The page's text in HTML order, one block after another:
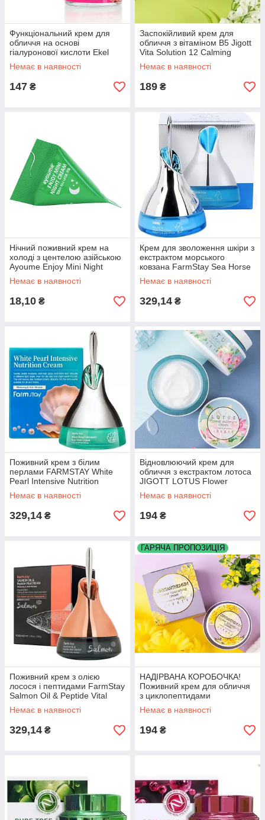
Функціональний крем для
обличчя на основі
гіалуронової кислоти Ekel
Hyaluronic Acid Ampule
Cream, 70 мл
Немає в наявності
147 ₴
Заспокійливий крем для
обличчя з вітаміном В5 Jigott
Vita Solution 12 Calming
Ampoule Cream, 100 мл
Немає в наявності
189 ₴
Нічний поживний крем на
холоді з центелою азійською
Ayoume Enjoy Mini Night
Cream, 3 g
Немає в наявності
18,10 ₴
Крем для зволоження шкіри з
екстрактом морського
ковзана FarmStay Sea Horse
Water Full Cream, 50 мл
Немає в наявності
329,14 ₴
Поживний крем з білим
перлами FARMSTAY White
Pearl Intensive Nutrition
Cream, 50 г
Немає в наявності
329,14 ₴
Відновлюючий крем для
обличчя з екстрактом лотоса
JIGOTT LOTUS Flower
Moisture Cream, 100 мл
Немає в наявності
194 ₴
Поживний крем з олією
лосося і пептидами FarmStay
Salmon Oil & Peptide Vital
Cream, 50 мл
Немає в наявності
329,14 ₴
ГАРЯЧА ПРОПОЗИЦІЯ
НАДІРВАНА КОРОБОЧКА!
Поживний крем для обличчя
з циклопептидами
хризантеми Jigott
Chrysanthemum Flower
Немає в наявності
194 ₴